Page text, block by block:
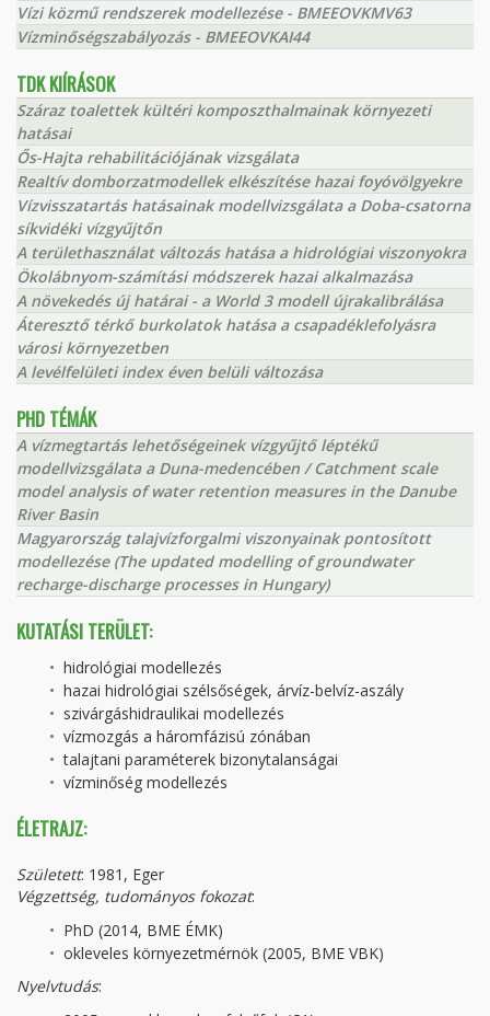
Vízi közmű rendszerek modellezése - BMEEOVKMV63
Vízminőségszabályozás - BMEEOVKAI44
TDK KIÍRÁSOK
Száraz toalettek kültéri komposzthalmainak környezeti
hatásai
Ős-Hajta rehabilitációjának vizsgálata
Realtív domborzatmodellek elkészítése hazai foyóvölgyekre
Vízvisszatartás hatásainak modellvizsgálata a Doba-csatorna
síkvidéki vízgyűjtőn
A területhasználat változás hatása a hidrológiai viszonyokra
Ökolábnyom-számítási módszerek hazai alkalmazása
A növekedés új határai - a World 3 modell újrakalibrálása
Áteresztő térkő burkolatok hatása a csapadéklefolyásra
városi környezetben
A levélfelületi index éven belüli változása
PHD TÉMÁK
A vízmegtartás lehetőségeinek vízgyűjtő léptékű
modellvizsgálata a Duna-medencében / Catchment scale
model analysis of water retention measures in the Danube
River Basin
Magyarország talajvízforgalmi viszonyainak pontosított
modellezése (The updated modelling of groundwater
recharge-discharge processes in Hungary)
KUTATÁSI TERÜLET:
hidrológiai modellezés
hazai hidrológiai szélsőségek, árvíz-belvíz-aszály
szivárgáshidraulikai modellezés
vízmozgás a háromfázisú zónában
talajtani paraméterek bizonytalanságai
vízminőség modellezés
ÉLETRAJZ:
Született: 1981, Eger
Végzettség, tudományos fokozat:
PhD (2014, BME ÉMK)
okleveles környezetmérnök (2005, BME VBK)
Nyelvtudás: